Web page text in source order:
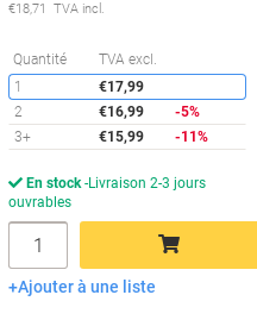
€18,71 TVA incl.
Quantité TVA excl.
1
€17,99
2
€16,99
-5%
3+
€15,99 -11%
En stock Livraison 2-3 jours
ouvrables
Quantité
Ajouter au panier
Ajouter à une liste